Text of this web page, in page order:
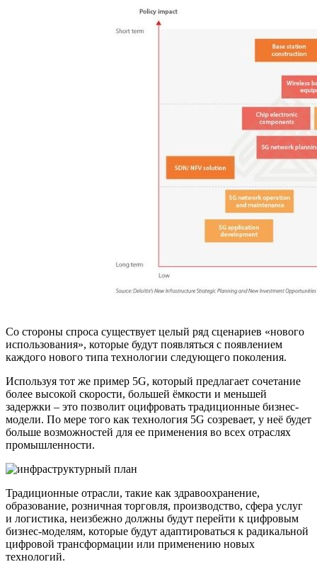
Со стороны спроса существует целый ряд сценариев «нового
использования», которые будут появляться с появлением
каждого нового типа технологии следующего поколения.
Используя тот же пример 5G, который предлагает сочетание
более высокой скорости, большей ёмкости и меньшей
задержки – это позволит оцифровать традиционные бизнес-
модели. По мере того как технология 5G созревает, у неё будет
больше возможностей для ее применения во всех отраслях
промышленности.
Традиционные отрасли, такие как здравоохранение,
образование, розничная торговля, производство, сфера услуг
и логистика, неизбежно должны будут перейти к цифровым
бизнес-моделям, которые будут адаптироваться к радикальной
цифровой трансформации или применению новых
технологий.